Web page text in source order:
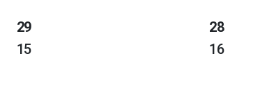
29
15
28
16